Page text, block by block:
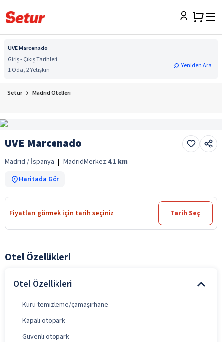
UVE Marcenado
Giriş - Çıkış Tarihleri
1 Oda, 2 Yetişkin
Yeniden Ara
Setur Madrid Otelleri
UVE Marcenado
Madrid / İspanya | MadridMerkez:4.1 km
Haritada Gör
Fiyatları görmek için tarih seçiniz Tarih Seç
Otel Özellikleri
Otel Özellikleri
Kuru temizleme/çamaşırhane
Kapalı otopark
Güvenli otopark